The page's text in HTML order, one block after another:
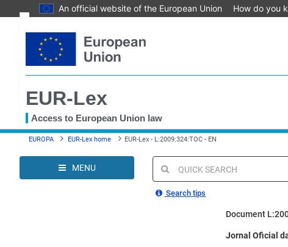
An official website of the European Union How do you
to
content
EUR-Lex
Access to European Union law
You
here
EUROPA EUR-Lex home EUR-Lex - L:2009:324:TOC - EN
MENU
Quick
search
Search tips
Document
Document information
Permanent link
Download notice
Jornal Oficial